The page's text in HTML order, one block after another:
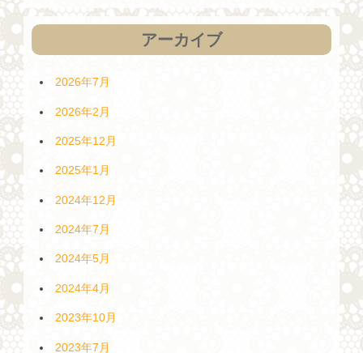
アーカイブ
2026年7月
2026年2月
2025年12月
2025年1月
2024年12月
2024年7月
2024年5月
2024年4月
2023年10月
2023年7月